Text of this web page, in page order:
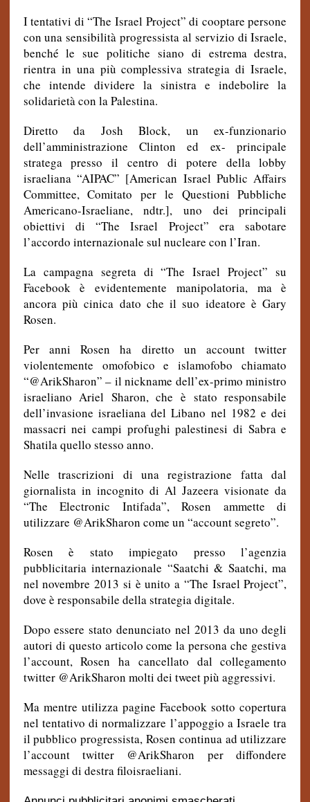
I tentativi di “The Israel Project” di cooptare persone
con una sensibilità progressista al servizio di Israele,
benché le sue politiche siano di estrema destra,
rientra in una più complessiva strategia di Israele,
che intende dividere la sinistra e indebolire la
solidarietà con la Palestina.
Diretto da Josh Block, un ex-funzionario
dell’amministrazione Clinton ed ex- principale
stratega presso il centro di potere della lobby
israeliana “AIPAC” [American Israel Public Affairs
Committee, Comitato per le Questioni Pubbliche
Americano-Israeliane, ndtr.], uno dei principali
obiettivi di “The Israel Project” era sabotare
l’accordo internazionale sul nucleare con l’Iran.
La campagna segreta di “The Israel Project” su
Facebook è evidentemente manipolatoria, ma è
ancora più cinica dato che il suo ideatore è Gary
Rosen.
Per anni Rosen ha diretto un account twitter
violentemente omofobico e islamofobo chiamato
“@ArikSharon” – il nickname dell’ex-primo ministro
israeliano Ariel Sharon, che è stato responsabile
dell’invasione israeliana del Libano nel 1982 e dei
massacri nei campi profughi palestinesi di Sabra e
Shatila quello stesso anno.
Nelle trascrizioni di una registrazione fatta dal
giornalista in incognito di Al Jazeera visionate da
“The Electronic Intifada”, Rosen ammette di
utilizzare @ArikSharon come un “account segreto”.
Rosen è stato impiegato presso l’agenzia
pubblicitaria internazionale “Saatchi & Saatchi, ma
nel novembre 2013 si è unito a “The Israel Project”,
dove è responsabile della strategia digitale.
Dopo essere stato denunciato nel 2013 da uno degli
autori di questo articolo come la persona che gestiva
l’account, Rosen ha cancellato dal collegamento
twitter @ArikSharon molti dei tweet più aggressivi.
Ma mentre utilizza pagine Facebook sotto copertura
nel tentativo di normalizzare l’appoggio a Israele tra
il pubblico progressista, Rosen continua ad utilizzare
l’account twitter @ArikSharon per diffondere
messaggi di destra filoisraeliani.